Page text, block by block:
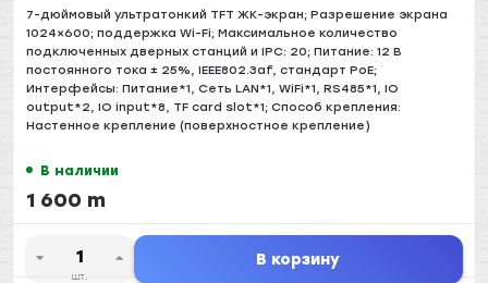
7-дюймовый ультратонкий TFT ЖК-экран; Разрешение экрана
1024×600; поддержка Wi-Fi; Максимальное количество
подключенных дверных станций и IPC: 20; Питание: 12 В
постоянного тока ± 25%, IEEE802.3af, стандарт PoE;
Интерфейсы: Питание*1, Сеть LAN*1, WiFi*1, RS485*1, IO
output*2, IO input*8, TF card slot*1; Способ крепления:
Настенное крепление (поверхностное крепление)
В наличии
1 600 m
шт.
В корзину